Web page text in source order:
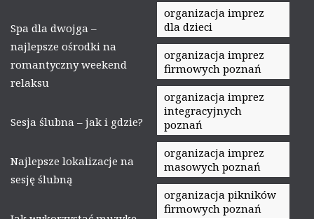
Spa dla dwojga –
najlepsze ośrodki na
romantyczny weekend
relaksu
Sesja ślubna – jak i gdzie?
Najlepsze lokalizacje na
sesję ślubną
organizacja imprez
dla dzieci
organizacja imprez
firmowych poznań
organizacja imprez
integracyjnych
poznań
organizacja imprez
masowych poznań
organizacja pikników
firmowych poznań